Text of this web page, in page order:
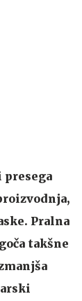
presega
Pralna
takšne